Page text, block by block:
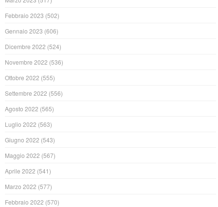
Febbraio 2023 (502)
Gennaio 2023 (606)
Dicembre 2022 (524)
Novembre 2022 (536)
Ottobre 2022 (555)
Settembre 2022 (556)
Agosto 2022 (565)
Luglio 2022 (563)
Giugno 2022 (543)
Maggio 2022 (567)
Aprile 2022 (541)
Marzo 2022 (577)
Febbraio 2022 (570)